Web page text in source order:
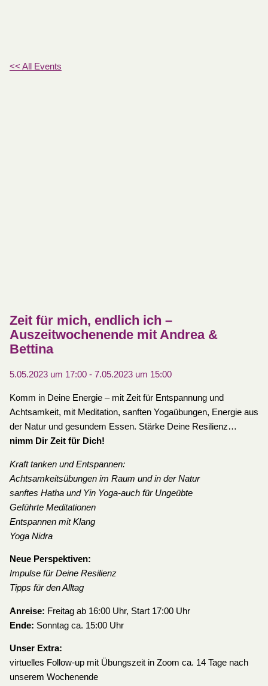
<< All Events
Zeit für mich, endlich ich –
Auszeitwochenende mit Andrea &
Bettina
5.05.2023 um 17:00- 7.05.2023 um 15:00
Komm in Deine Energie – mit Zeit für Entspannung und
Achtsamkeit, mit Meditation, sanften Yogaübungen, Energie aus
der Natur und gesundem Essen. Stärke Deine Resilienz…
nimm Dir Zeit für Dich!
Kraft tanken und Entspannen:
Achtsamkeitsübungen im Raum und in der Natur
sanftes Hatha und Yin Yoga-auch für Ungeübte
Geführte Meditationen
Entspannen mit Klang
Yoga Nidra
Neue Perspektiven:
Impulse für Deine Resilienz
Tipps für den Alltag
Anreise: Freitag ab 16:00 Uhr, Start 17:00 Uhr
Ende: Sonntag ca. 15:00 Uhr
Unser Extra:
virtuelles Follow-up mit Übungszeit in Zoom ca. 14 Tage nach
unserem Wochenende